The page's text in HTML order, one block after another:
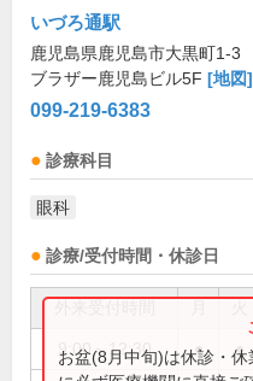
いづろ通駅
鹿児島県鹿児島市大黒町1-3
ブラザー鹿児島ビル5F [地図]
099-219-6383
診療科目
眼科
診療/受付時間・休診日
9:00～12:30 ● ●
お盆(8月中旬)は休診・